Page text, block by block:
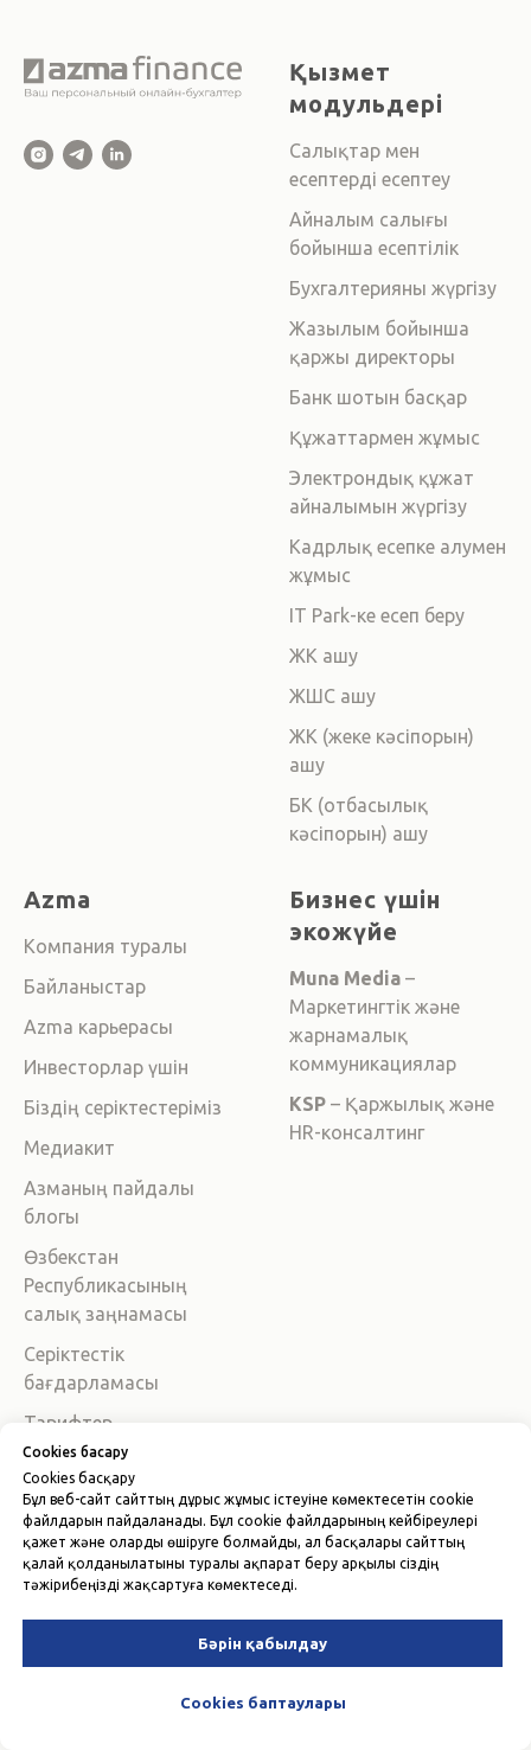
Cookies басқару
Cookies басқару
Бұл веб-сайт сайттың дұрыс жұмыс істеуіне көмектесетін cookie
файлдарын пайдаланады. Бұл cookie файлдарының кейбіреулері
қажет және оларды өшіруге болмайды, ал басқалары сайттың
қалай қолданылатыны туралы ақпарат беру арқылы сіздің
тәжірибеңізді жақсартуға көмектеседі.
Бәрін қабылдау
Cookies баптаулары
Қызмет
модульдері
Салықтар мен
есептерді есептеу
Айналым салығы
бойынша есептілік
Бухгалтерияны жүргізу
Жазылым бойынша
қаржы директоры
Банк шотын басқар
Құжаттармен жұмыс
Электрондық құжат
айналымын жүргізу
Кадрлық есепке алумен
жұмыс
IT Park-ке есеп беру
ЖК ашу
ЖШС ашу
ЖК (жеке кәсіпорын)
ашу
БК (отбасылық
кәсіпорын) ашу
Azma
Компания туралы
Байланыстар
Azma карьерасы
Инвесторлар үшін
Біздің серіктестеріміз
Медиакит
Азманың пайдалы
блогы
Өзбекстан
Республикасының
салық заңнамасы
Серіктестік
бағдарламасы
Тарифтер
Жұмысты қалай бастау
керек?
Telegram-бот
Жаңа бизнес бастау
Бизнес үшін
экожүйе
Muna Media –
Маркетингтік және
жарнамалық
коммуникациялар
KSP – Қаржылық және
HR-консалтинг